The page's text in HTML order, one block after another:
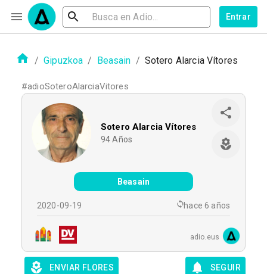
Entrar
/ Gipuzkoa / Beasain / Sotero Alarcia Vítores
#adioSoteroAlarciaVitores
Sotero Alarcia Vítores
94 Años
Beasain
2020-09-19 hace 6 años
adio.eus
ENVIAR FLORES SEGUIR